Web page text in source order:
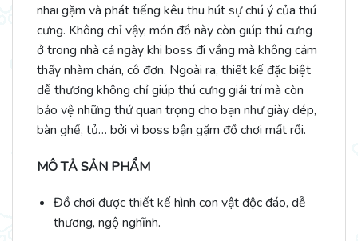
nhai gặm và phát tiếng kêu thu hút sự chú ý của thú
cưng. Không chỉ vậy, món đồ này còn giúp thú cưng
ở trong nhà cả ngày khi boss đi vắng mà không cảm
thấy nhàm chán, cô đơn. Ngoài ra, thiết kế đặc biệt
dễ thương không chỉ giúp thú cưng giải trí mà còn
bảo vệ những thứ quan trọng cho bạn như giày dép,
bàn ghế, tủ… bởi vì boss bận gặm đồ chơi mất rồi.
MÔ TẢ SẢN PHẨM
Đồ chơi được thiết kế hình con vật độc đáo, dễ
thương, ngộ nghĩnh.